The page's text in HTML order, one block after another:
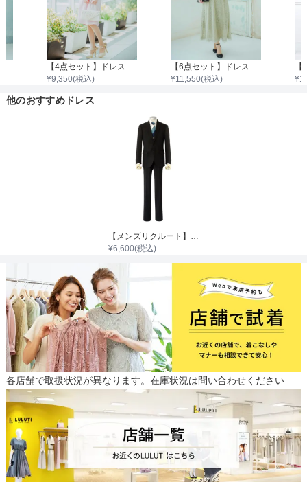
¥9,350(税込)
¥11,550(税込) ¥
他のおすすめドレス
¥6,600(税込)
各店舗で取扱状況が異なります。在庫状況は問い合わせください